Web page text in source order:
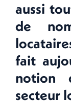
aussi
de
fait
notion
secteur